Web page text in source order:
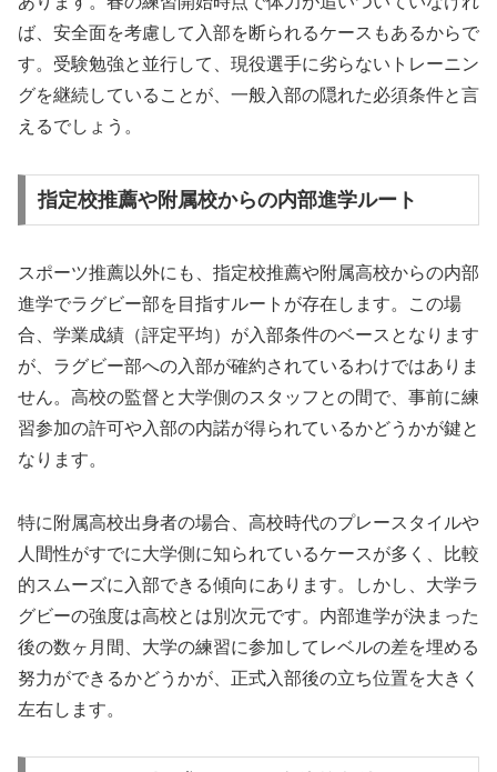
ば、安全面を考慮して入部を断られるケースもあるからで
す。受験勉強と並行して、現役選手に劣らないトレーニン
グを継続していることが、一般入部の隠れた必須条件と言
えるでしょう。
指定校推薦や附属校からの内部進学ルート
スポーツ推薦以外にも、指定校推薦や附属高校からの内部
進学でラグビー部を目指すルートが存在します。この場
合、学業成績（評定平均）が入部条件のベースとなります
が、ラグビー部への入部が確約されているわけではありま
せん。高校の監督と大学側のスタッフとの間で、事前に練
習参加の許可や入部の内諾が得られているかどうかが鍵と
なります。
特に附属高校出身者の場合、高校時代のプレースタイルや
人間性がすでに大学側に知られているケースが多く、比較
的スムーズに入部できる傾向にあります。しかし、大学ラ
グビーの強度は高校とは別次元です。内部進学が決まった
後の数ヶ月間、大学の練習に参加してレベルの差を埋める
努力ができるかどうかが、正式入部後の立ち位置を大きく
左右します。